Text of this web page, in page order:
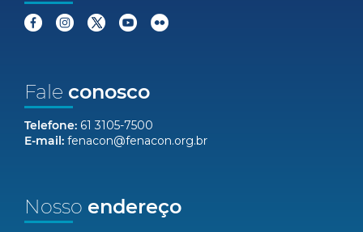
Fale conosco
Telefone: 61 3105-7500
E-mail: fenacon@fenacon.org.br
Nosso endereço